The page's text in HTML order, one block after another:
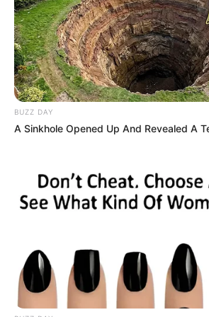
está a carteira com caixa
criação que se inspirou na
dá para acreditar!
uma ótima demonstração de
pode sim resultar em trabalhos
que agradem ao público. Além
BUZZ DAY
A Sinkhole Opened Up And Revealed A